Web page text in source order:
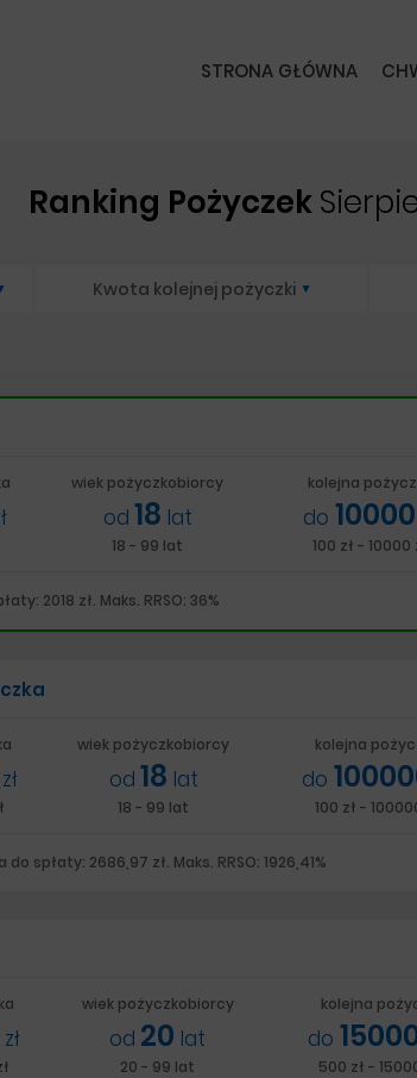
STRONA GŁÓWNA
Ranking Pożyczek
Kwota kolejnej pożyczki
wiek pożyczkobiorcy
od 18 lat
18 - 99 lat
kolejna
do 10000
100 zł - 10000
2018 zł. Maks. RRSO: 36%
zł
wiek pożyczkobiorcy
od 18 lat
18 - 99 lat
kolejna
do
100 zł -
spłaty: 2686,97 zł. Maks. RRSO: 1926,41%
zł
wiek pożyczkobiorcy
od 20 lat
20 - 99 lat
kolejna
do
500 zł -